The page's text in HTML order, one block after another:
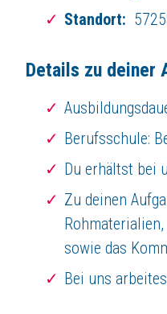
ISOWA GmbH
Hommeswiese 90
57258 Freudenberg
Tel. +49 2734-2738-127
Diese Herausforderung
Gerne kannst du im Vorfeld zu
Dann freuen wir uns auf Deine
Standort:
Details zu deiner
Berufsschule:
Du erhältst bei
Zu deinen
sowie das
Bei uns